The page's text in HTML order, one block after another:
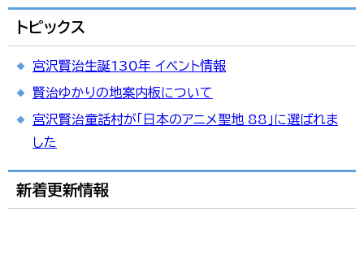
日本語
English
한국어
繁體中文
トピックス
宮沢賢治生誕130年 イベント情報
賢治ゆかりの地案内板について
宮沢賢治童話村が「日本のアニメ聖地 88」に選ばれま
した
新着更新情報